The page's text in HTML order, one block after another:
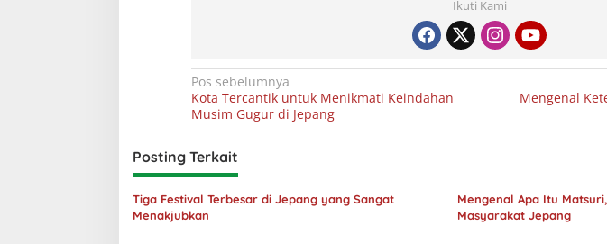
Ikuti Kami
Navigasi
pos
Pos sebelumnya
Kota Tercantik untuk Menikmati Keindahan
Musim Gugur di Jepang
Mengenal
Posting Terkait
Tiga Festival Terbesar di Jepang yang Sangat
Menakjubkan
Mengenal Apa Itu
Masyarakat Jepang